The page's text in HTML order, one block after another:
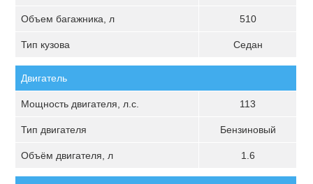
Объем багажника, л 510
Тип кузова Седан
Двигатель
Мощность двигателя, л.с. 113
Тип двигателя Бензиновый
Объём двигателя, л 1.6